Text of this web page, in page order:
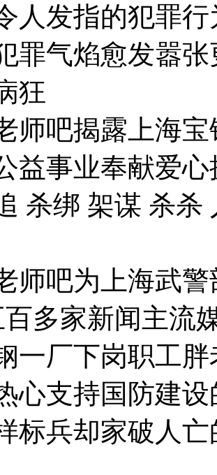
人发指的犯罪
罪气焰愈发嚣
狂
师吧揭露上海
益事业奉献爱
杀绑 架谋 杀杀
师吧为上海武
百多家新闻主流
一厂下岗职工
心支持国防建
标兵却家破人